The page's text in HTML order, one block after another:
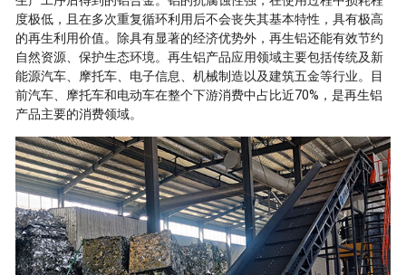
度极低，且在多次重复循环利用后不会丧失其基本特性，具有极高
的再生利用价值。除具有显著的经济优势外，再生铝还能有效节约
自然资源、保护生态环境。再生铝产品应用领域主要包括传统及新
能源汽车、摩托车、电子信息、机械制造以及建筑五金等行业。目
前汽车、摩托车和电动车在整个下游消费中占比近70%，是再生铝
产品主要的消费领域。